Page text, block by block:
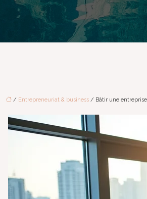
/ Entrepreneuriat & business / Bâtir une